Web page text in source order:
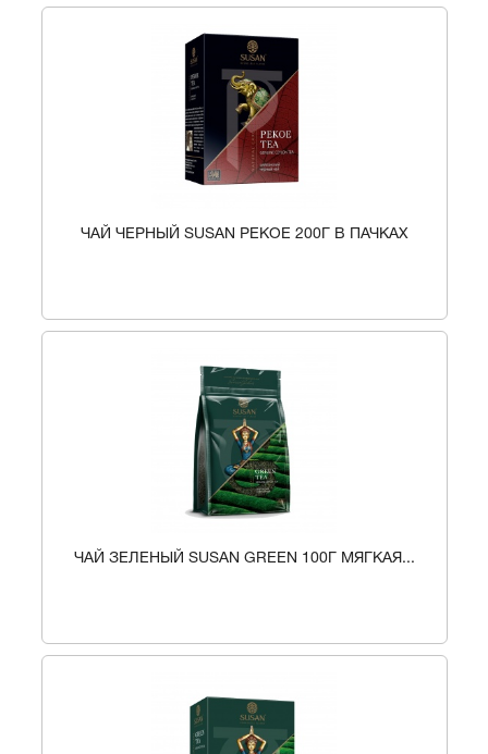
ЧАЙ ЧЕРНЫЙ SUSAN PEKOE 200Г В ПАЧКАХ
ЧАЙ ЗЕЛЕНЫЙ SUSAN GREEN 100Г МЯГКАЯ...